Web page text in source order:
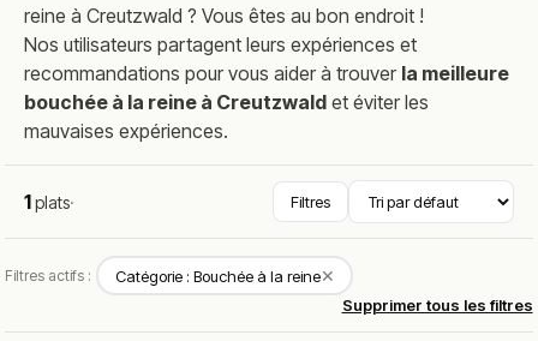
reine àCreutzwald ? Vous êtes au bon endroit !
Nos utilisateurs partagent leurs expériences et
recommandations pour vous aider à trouver la meilleure
bouchée à la reine à Creutzwald et éviter les
mauvaises expériences.
1plats· Filtres
Filtres actifs : Catégorie : Bouchée à la reine✕
Supprimer tous les filtres